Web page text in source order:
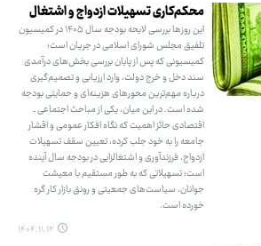
محکم‌کاری تسهیلات ازدواج و اشتغال
این روزها بررسی لایحه بودجه سال ۱۴۰۵ در کمیسیون
تلفیق مجلس شورای اسلامی در جریان است؛
کمیسیونی که پس از پایان بررسی بخش‌های درآمدی
سند دخل و خرج دولت، وارد ارزیابی و تصمیم‌گیری
درباره مهم‌ترین محورهای هزینه‌ای و حمایتی بودجه
شده است. در این میان، یکی از مباحث اجتماعی ـ
اقتصادی حائز اهمیت که نگاه افکار عمومی و اقشار
جامعه را به خود جلب کرده، تعیین سقف تسهیلات
ازدواج، فرزندآوری و اشتغالزایی در بودجه سال آینده
است؛ تسهیلاتی که به طور مستقیم با معیشت
جوانان، سیاست‌های جمعیتی و رونق بازار کار گره
خورده است.
۱۴۰۴.۱۱.۱۲